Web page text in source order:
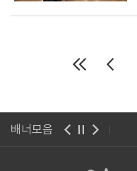
배너모음
집관리시스템